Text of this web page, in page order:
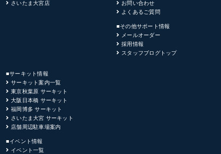
さいたま大宮店
お問い合わせ
よくあるご質問
■その他サポート情報
メールオーダー
採用情報
スタッフブログトップ
■サーキット情報
サーキット案内一覧
東京秋葉原 サーキット
大阪日本橋 サーキット
福岡博多 サーキット
さいたま大宮 サーキット
店舗周辺駐車場案内
■イベント情報
イベント一覧